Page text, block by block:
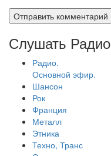
Слушать Радио
Радио.
Основной эфир.
Шансон
Рок
Франция
Металл
Этника
Техно, Транс